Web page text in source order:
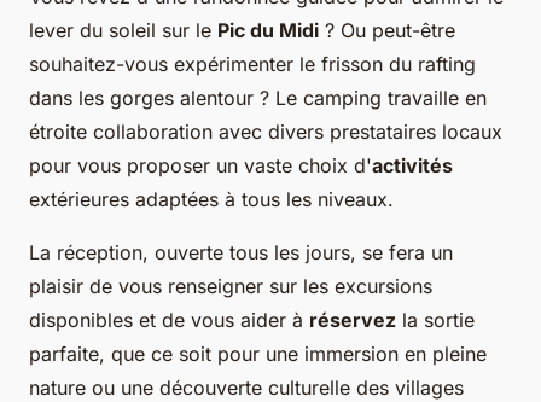
lever du soleil sur le Pic du Midi ? Ou peut-être
souhaitez-vous expérimenter le frisson du rafting
dans les gorges alentour ? Le camping travaille en
étroite collaboration avec divers prestataires locaux
pour vous proposer un vaste choix d'activités
extérieures adaptées à tous les niveaux.
La réception, ouverte tous les jours, se fera un
plaisir de vous renseigner sur les excursions
disponibles et de vous aider à réservez la sortie
parfaite, que ce soit pour une immersion en pleine
nature ou une découverte culturelle des villages